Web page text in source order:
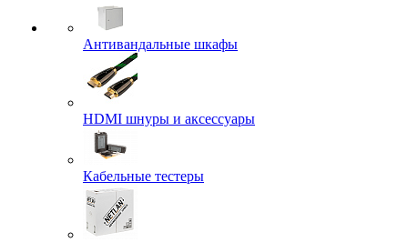
Антивандальные шкафы
HDMI шнуры и аксессуары
Кабельные тестеры